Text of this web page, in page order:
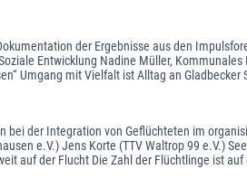
der Ergebnisse aus den
Entwicklung Nadine Müller,
Umgang mit Vielfalt ist Alltag an Gladbecker
der Integration von Geflüchteten im
e.V.) Jens Korte (TTV Waltrop 99 e.V.)
auf der Flucht Die Zahl der Flüchtlinge ist